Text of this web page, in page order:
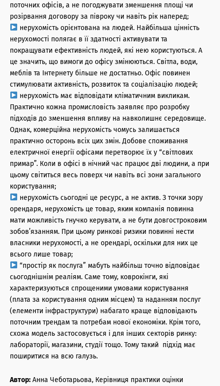
поточних офісів, а не погоджувати зменшення площі чи
розірвання договору за півроку чи навіть рік наперед;
нерухомість орієнтована на людей. Найбільша цінність
нерухомості полягає в її здатності активувати та
покращувати ефективність людей, які нею користуються. А
це значить, що вимоги до офісу змінюються. Світла, води,
меблів та Інтернету більше не достатньо. Офіс повинен
стимулювати активність, розвиток та соціалізацію людей;
нерухомість має відповідати кліматичним викликам.
Практично кожна промисловість заявляє про розробку
підходів до зменшення впливу на навколишнє середовище.
Однак, комерційна нерухомість чомусь залишається
практично осторонь всіх цих змін. Добове споживання
електричної енергії офісами перетворює їх у “світлових
примар”. Коли в офісі в нічний час працює дві людини, а при
цьому світиться весь поверх чи навіть всі зони загального
користування;
нерухомість сьогодні це ресурс, а не актив. З точки зору
орендаря, нерухомість це товар, яким компанія повинна
мати можливість гнучко керувати, а не бути довгостроковим
зобов’язанням. При цьому ринкові ризики повинні нести
власники нерухомості, а не орендарі, оскільки для них це
всього лише товар;
“простір як послуга” мабуть найбільш точно відповідає
сьогоднішнім реаліям. Саме тому, коврокінги, які
характеризуються спрощеними умовами користування
(плата за користування одним місцем) та наданням послуг
(елементи інфраструктури) набагато краще відповідають
поточним трендам та потребам нової економіки. Крім того,
схожа модель застосовується і для інших секторів ринку:
лабораторії, магазини, студії тощо. Тому такий підхід має
поширитися на всю галузь.
Автор: Анна Чеботарьова, Керівниця практики оцінки